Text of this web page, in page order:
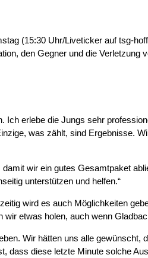
(15:30 Uhr/Liveticker auf tsg-
den Gegner und die Verletzung
Ich erlebe die Jungs sehr
was zählt, sind Ergebnisse.
wir ein gutes Gesamtpaket
unterstützen und helfen.“
wird es auch Möglichkeiten
etwas holen, auch wenn
Wir hätten uns alle gewünscht,
dass diese letzte Minute solche